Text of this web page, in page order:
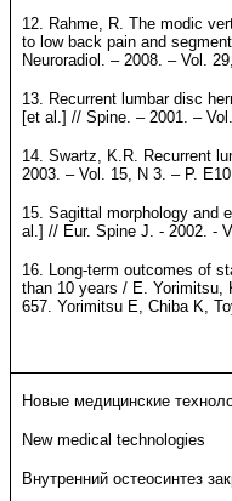
12. Rahme, R. The modic
to low back pain and
Neuroradiol. – 2008. – Vol.
13. Recurrent lumbar disc
[et al.] // Spine. – 2001. –
14. Swartz, K.R. Recurrent
2003. – Vol. 15, N 3. – P.
15. Sagittal morphology and
al.] // Eur. Spine J. - 2002. -
16. Long-term outcomes of
than 10 years / E. Yorimitsu,
657. Yorimitsu E, Chiba K,
Новые медицинские
New medical technologies
Внутренний остеосинтез